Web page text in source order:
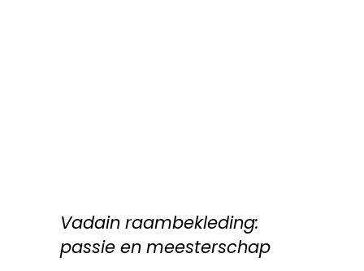
Vadain raambekleding:
passie en meesterschap